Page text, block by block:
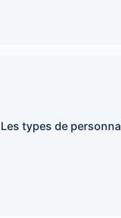
Les types de